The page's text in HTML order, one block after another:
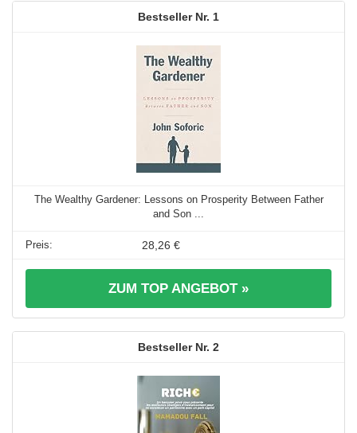
1
The Wealthy Gardener: Lessons on Prosperity Between Father
and Son ...
28,26 €
ZUM TOP ANGEBOT »
2